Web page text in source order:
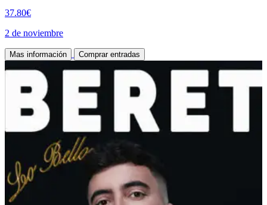
37.80€
2 de noviembre
Mas información Comprar entradas